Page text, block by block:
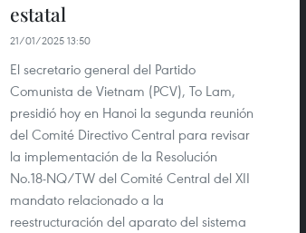
estatal
21/01/2025 13:50
El secretario general del Partido
Comunista de Vietnam (PCV), To Lam,
presidió hoy en Hanoi la segunda reunión
del Comité Directivo Central para revisar
la implementación de la Resolución
No.18-NQ/TW del Comité Central del XII
mandato relacionado a la
reestructuración del aparato del sistema